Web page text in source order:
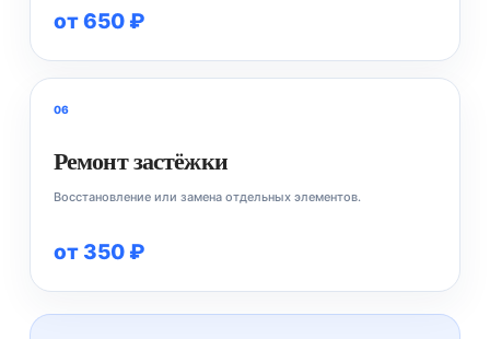
от 650 ₽
06
Ремонт застёжки
Восстановление или замена отдельных элементов.
от 350 ₽